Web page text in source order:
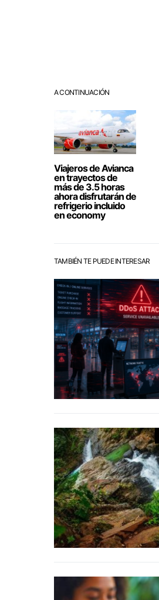
A CONTINUACIÓN
Viajeros de Avianca
en trayectos de
más de 3.5 horas
ahora disfrutarán de
refrigerio incluido
en economy
TAMBIÉN TE PUEDE INTERESAR